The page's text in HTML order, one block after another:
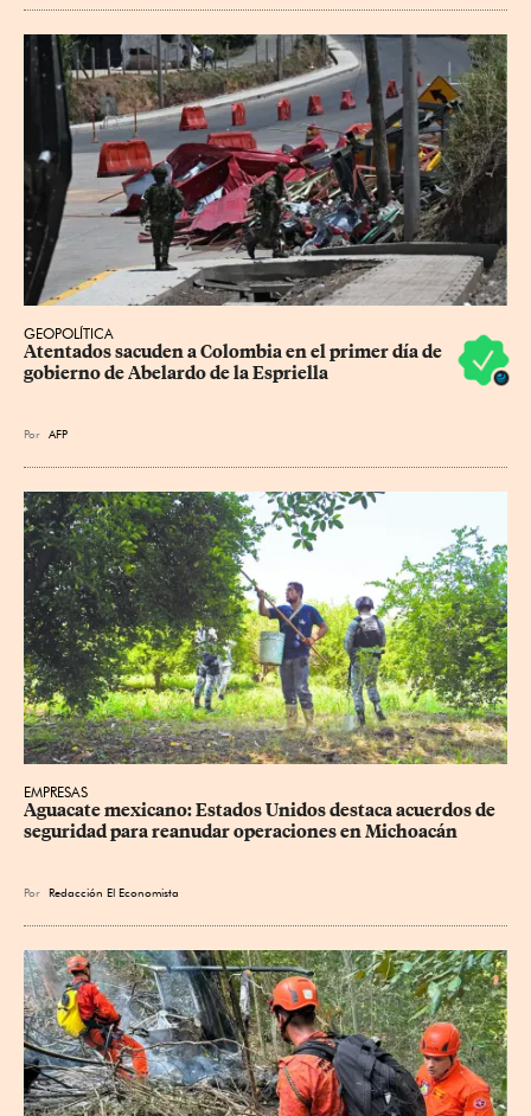
GEOPOLÍTICA
Atentados sacuden a Colombia en el primer día de
gobierno de Abelardo de la Espriella
Por AFP
EMPRESAS
Aguacate mexicano: Estados Unidos destaca acuerdos de
seguridad para reanudar operaciones en Michoacán
Por Redacción El Economista